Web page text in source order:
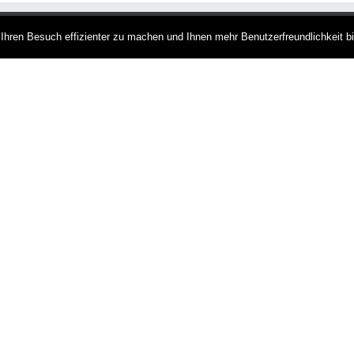
Besuch effizienter zu machen und Ihnen mehr Benutzerfreundlichkeit